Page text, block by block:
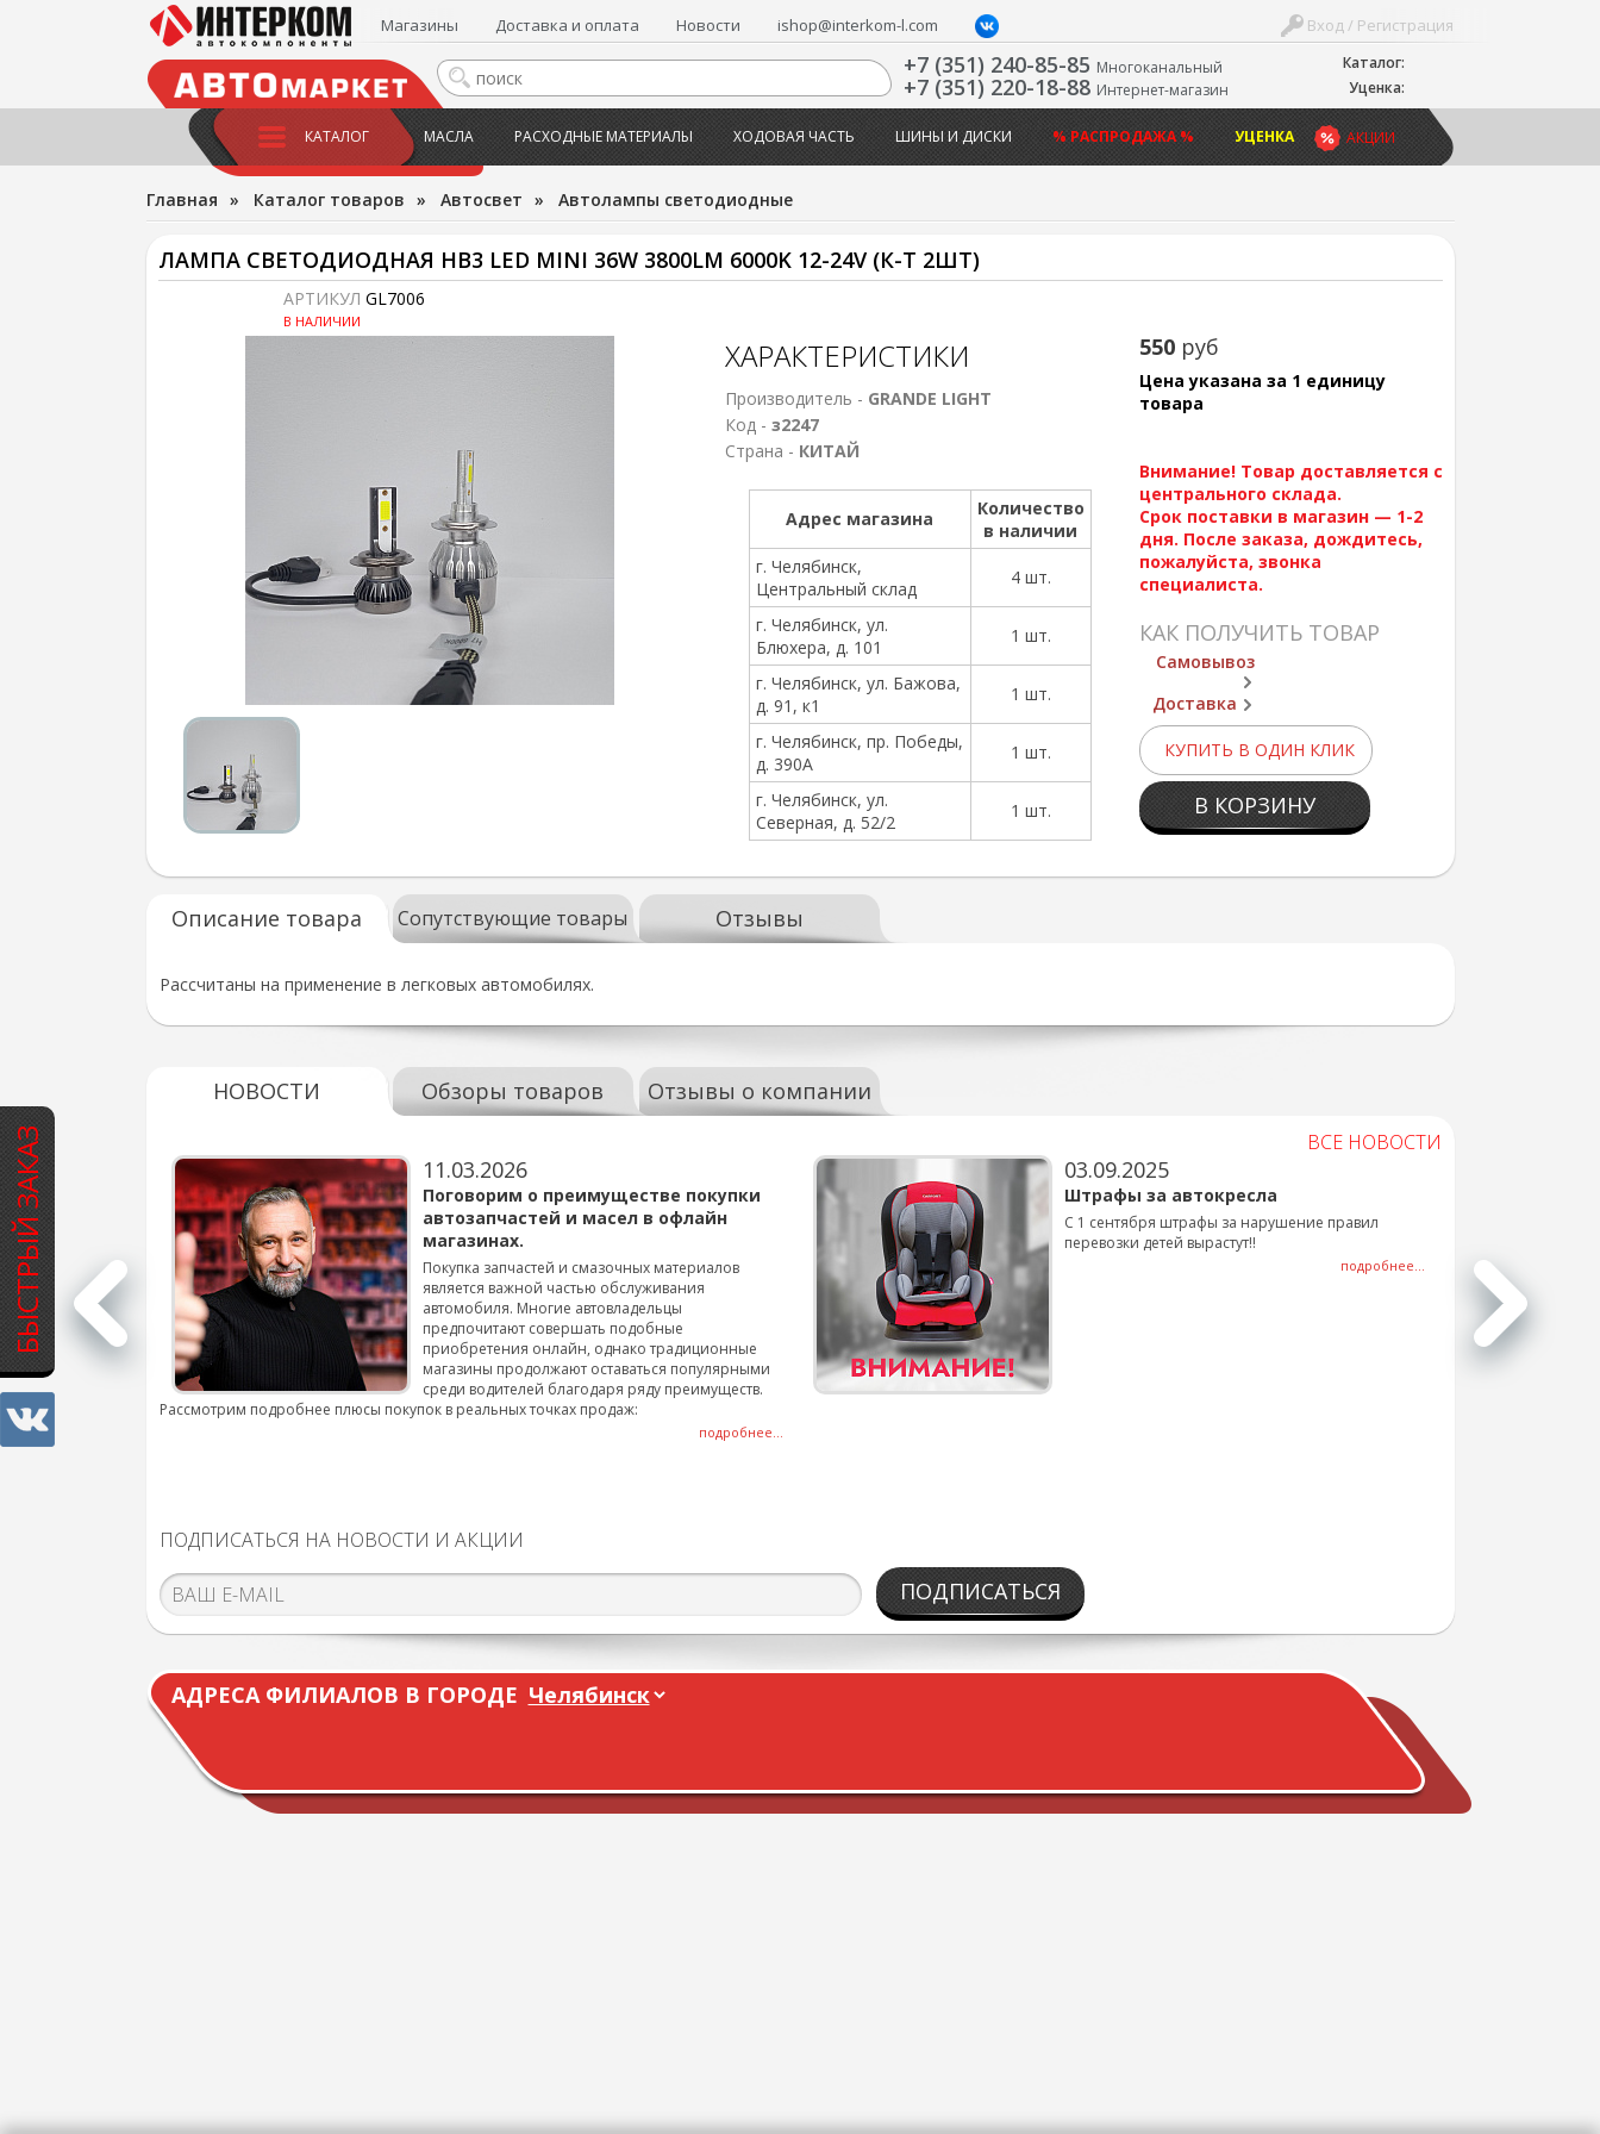
БЫСТРЫЙ ЗАКАЗ
Каталог:
Уценка:
Вход / Регистрация
Магазины Доставка и оплата Новости ishop@interkom-l.com
+7 (351) 240-85-85 Многоканальный
+7 (351) 220-18-88 Интернет-магазин
АКЦИИ
КАТАЛОГ МАСЛА РАСХОДНЫЕ МАТЕРИАЛЫ ХОДОВАЯ ЧАСТЬ ШИНЫ И ДИСКИ % РАСПРОДАЖА % УЦЕНКА
Главная » Каталог товаров » Автосвет » Автолампы светодиодные
ЛАМПА СВЕТОДИОДНАЯ HB3 LED MINI 36W 3800LM 6000K 12-24V (К-Т 2ШТ)
АРТИКУЛ GL7006
В НАЛИЧИИ
550 руб
Цена указана за 1 единицу
товара
Внимание! Товар доставляется с
центрального склада.
Срок поставки в магазин — 1-2
дня. После заказа, дождитесь,
пожалуйста, звонка
специалиста.
КАК ПОЛУЧИТЬ ТОВАР
Самовывоз
Доставка
КУПИТЬ В ОДИН КЛИК
В КОРЗИНУ
ХАРАКТЕРИСТИКИ
Производитель - GRANDE LIGHT
Код - з2247
Страна - КИТАЙ
Адрес магазина
Количество
в наличии
г. Челябинск,
Центральный склад
4 шт.
г. Челябинск, ул.
Блюхера, д. 101
1 шт.
г. Челябинск, ул. Бажова,
д. 91, к1
1 шт.
г. Челябинск, пр. Победы,
д. 390А
1 шт.
г. Челябинск, ул.
Северная, д. 52/2
1 шт.
Описание товара Сопутствующие товары Отзывы
Рассчитаны на применение в легковых автомобилях.
НОВОСТИ Обзоры товаров Отзывы о компании
ВСЕ НОВОСТИ
для
смены шин на
подробнее...
11.03.2026
Поговорим о преимуществе покупки
автозапчастей и масел в офлайн
магазинах.
Покупка запчастей и смазочных материалов
является важной частью обслуживания
автомобиля. Многие автовладельцы
предпочитают совершать подобные
приобретения онлайн, однако традиционные
магазины продолжают оставаться популярными
среди водителей благодаря ряду преимуществ.
Рассмотрим подробнее плюсы покупок в реальных точках продаж:
подробнее...
03.09.2025
Штрафы за автокресла
С 1 сентября штрафы за нарушение правил
перевозки детей вырастут!!
подробнее...
ПОДПИСАТЬСЯ НА НОВОСТИ И АКЦИИ
ПОДПИСАТЬСЯ
АДРЕСА ФИЛИАЛОВ В ГОРОДЕ